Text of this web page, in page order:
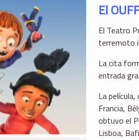
El
El Teatro
terremoto
La cita
entrada
La
Francia,
obtuvo el
Lisboa,